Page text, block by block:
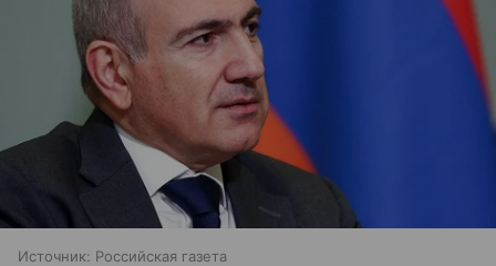
Источник: Российская газета